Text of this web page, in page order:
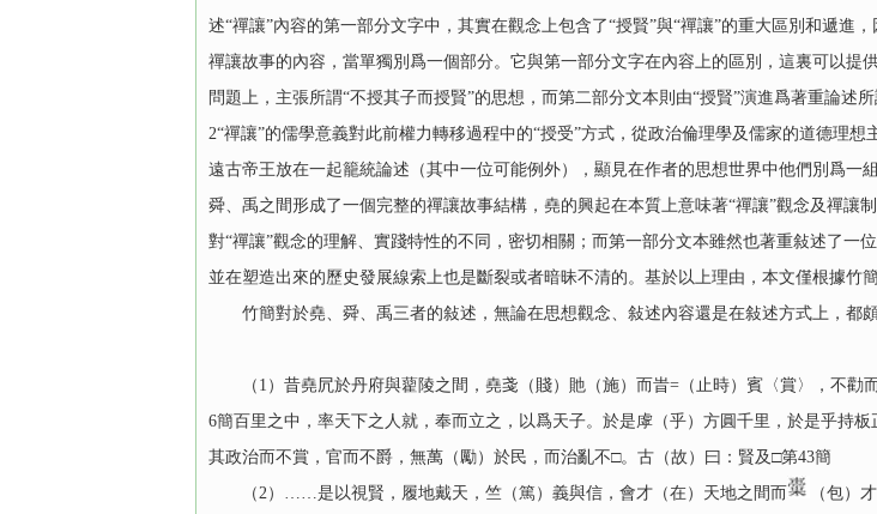
述“禪讓”內容的第一部分文字中，其實在觀念上包含了“授賢”與“禪讓”的重大區別和遞進
禪讓故事的內容，當單獨別爲一個部分。它與第一部分文字在內容上的區別，這裏可以
問題上，主張所謂“不授其子而授賢”的思想，而第二部分文本則由“授賢”演進爲著重論述
2“禪讓”的儒學意義對此前權力轉移過程中的“授受”方式，從政治倫理學及儒家的道德理
遠古帝王放在一起籠統論述（其中一位可能例外），顯見在作者的思想世界中他們別爲一
舜、禹之間形成了一個完整的禪讓故事結構，堯的興起在本質上意味著“禪讓”觀念及禪
對“禪讓”觀念的理解、實踐特性的不同，密切相關；而第一部分文本雖然也著重敍述了一
並在塑造出來的歷史發展線索上也是斷裂或者暗昧不清的。基於以上理由，本文僅根據竹
竹簡對於堯、舜、禹三者的敍述，無論在思想觀念、敍述內容還是在敍述方式上，都
（1）昔堯凥於丹府與藋陵之間，堯戔（賤）貤（施）而旹=（止時）賓〈賞〉，不
6簡百里之中，率天下之人就，奉而立之，以爲天子。於是虖（乎）方圓千里，於是乎持板
其政治而不賞，官而不爵，無萬（勵）於民，而治亂不□。古（故）曰：賢及□第43簡
（2）……是以視賢，履地戴天，竺（篤）義與信，會才（在）天地之間而
（包）